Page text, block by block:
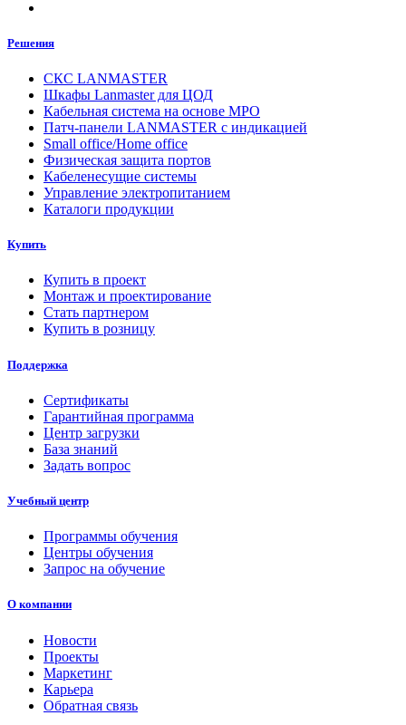
Решения
СКС LANMASTER
Шкафы Lanmaster для ЦОД
Кабельная система на основе MPO
Патч-панели LANMASTER с индикацией
Small office/Home office
Физическая защита портов
Кабеленесущие системы
Управление электропитанием
Каталоги продукции
Купить
Купить в проект
Монтаж и проектирование
Стать партнером
Купить в розницу
Поддержка
Сертификаты
Гарантийная программа
Центр загрузки
База знаний
Задать вопрос
Учебный центр
Программы обучения
Центры обучения
Запрос на обучение
О компании
Новости
Проекты
Маркетинг
Карьера
Обратная связь